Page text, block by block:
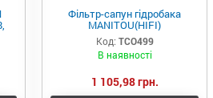
Фільтр-сапун гідробака
MANITOU(HIFI)
Код: TCO499
В наявності
1 105,98 грн.